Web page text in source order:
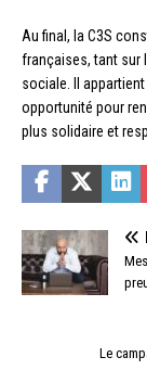
Au final, la C3S
françaises, tant sur
sociale. Il
opportunité pour
plus solidaire et
Le